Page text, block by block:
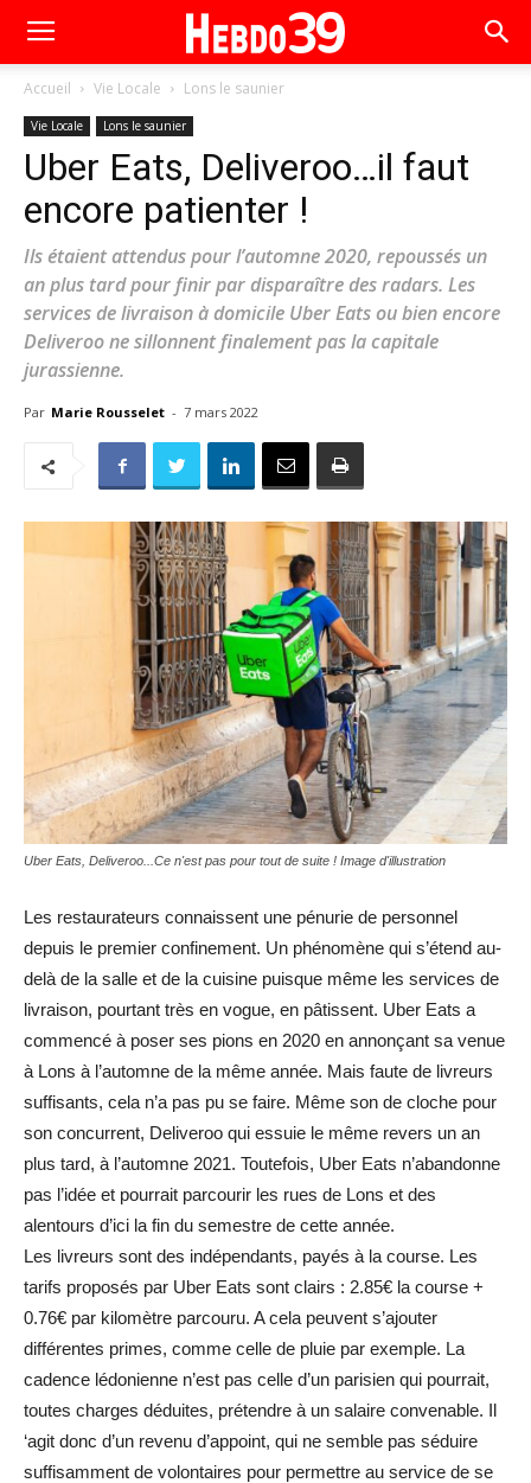
Accueil Vie Locale Lons le saunier
Vie Locale Lons le saunier
Uber Eats, Deliveroo…il faut
encore patienter !
Ils étaient attendus pour l’automne 2020, repoussés un
an plus tard pour finir par disparaître des radars. Les
services de livraison à domicile Uber Eats ou bien encore
Deliveroo ne sillonnent finalement pas la capitale
jurassienne.
Par Marie Rousselet - 7 mars 2022
Uber Eats, Deliveroo...Ce n'est pas pour tout de suite ! Image d'illustration
Les restaurateurs connaissent une pénurie de personnel
depuis le premier confinement. Un phénomène qui s’étend au-
delà de la salle et de la cuisine puisque même les services de
livraison, pourtant très en vogue, en pâtissent. Uber Eats a
commencé à poser ses pions en 2020 en annonçant sa venue
à Lons à l’automne de la même année. Mais faute de livreurs
suffisants, cela n’a pas pu se faire. Même son de cloche pour
son concurrent, Deliveroo qui essuie le même revers un an
plus tard, à l’automne 2021. Toutefois, Uber Eats n’abandonne
pas l’idée et pourrait parcourir les rues de Lons et des
alentours d’ici la fin du semestre de cette année.
Les livreurs sont des indépendants, payés à la course. Les
tarifs proposés par Uber Eats sont clairs : 2.85€ la course +
0.76€ par kilomètre parcouru. A cela peuvent s’ajouter
différentes primes, comme celle de pluie par exemple. La
cadence lédonienne n’est pas celle d’un parisien qui pourrait,
toutes charges déduites, prétendre à un salaire convenable. Il
‘agit donc d’un revenu d’appoint, qui ne semble pas séduire
suffisamment de volontaires pour permettre au service de se